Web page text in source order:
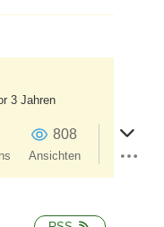
3 Jahren
808
Ansichten